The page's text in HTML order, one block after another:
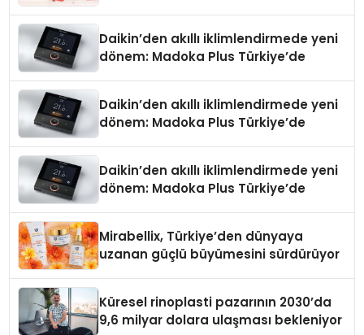
Daikin’den akıllı iklimlendirmede yeni
dönem: Madoka Plus Türkiye’de
Daikin’den akıllı iklimlendirmede yeni
dönem: Madoka Plus Türkiye’de
Daikin’den akıllı iklimlendirmede yeni
dönem: Madoka Plus Türkiye’de
Mirabellix, Türkiye’den dünyaya
uzanan güçlü büyümesini sürdürüyor
Küresel rinoplasti pazarının 2030’da
9,6 milyar dolara ulaşması bekleniyor